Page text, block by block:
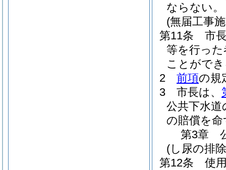
ならない。
(無届工事
第11条
市
等を行っ
ことがで
2
前項の規
3
市長は、
公共下水
の賠償を
第3章
(し尿の排
第12条
使